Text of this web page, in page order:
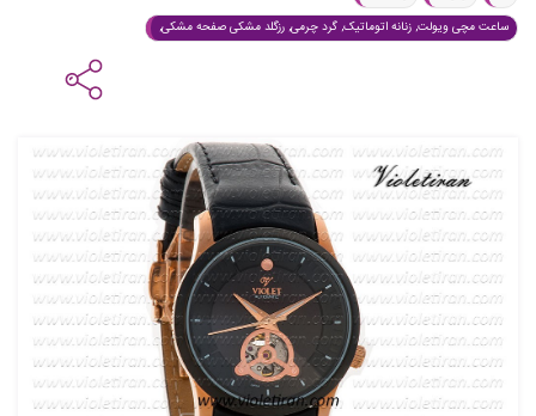
ساعت مچی ویولت, زنانه اتوماتیک, گرد چرمی, رزگلد مشکی صفحه مشکی,